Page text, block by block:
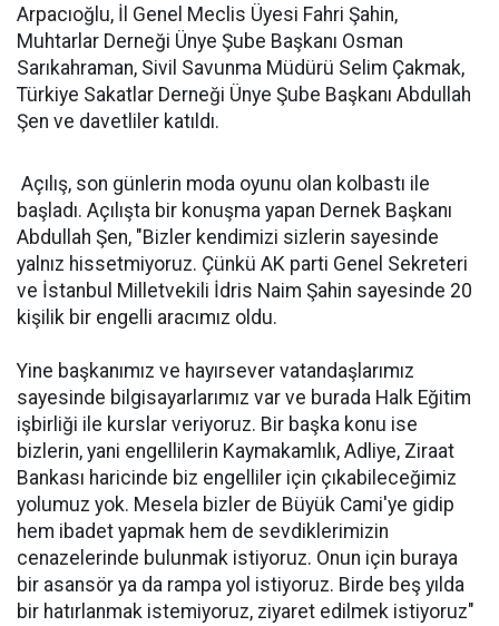
Arpacıoğlu, İl Genel Meclis Üyesi Fahri Şahin,
Muhtarlar Derneği Ünye Şube Başkanı Osman
Sarıkahraman, Sivil Savunma Müdürü Selim Çakmak,
Türkiye Sakatlar Derneği Ünye Şube Başkanı Abdullah
Şen ve davetliler katıldı.
Açılış, son günlerin moda oyunu olan kolbastı ile
başladı. Açılışta bir konuşma yapan Dernek Başkanı
Abdullah Şen, "Bizler kendimizi sizlerin sayesinde
yalnız hissetmiyoruz. Çünkü AK parti Genel Sekreteri
ve İstanbul Milletvekili İdris Naim Şahin sayesinde 20
kişilik bir engelli aracımız oldu.
Yine başkanımız ve hayırsever vatandaşlarımız
sayesinde bilgisayarlarımız var ve burada Halk Eğitim
işbirliği ile kurslar veriyoruz. Bir başka konu ise
bizlerin, yani engellilerin Kaymakamlık, Adliye, Ziraat
Bankası haricinde biz engelliler için çıkabileceğimiz
yolumuz yok. Mesela bizler de Büyük Cami'ye gidip
hem ibadet yapmak hem de sevdiklerimizin
cenazelerinde bulunmak istiyoruz. Onun için buraya
bir asansör ya da rampa yol istiyoruz. Birde beş yılda
bir hatırlanmak istemiyoruz, ziyaret edilmek istiyoruz"